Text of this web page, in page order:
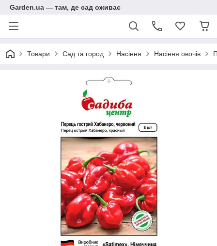
Garden.ua — там, де сад оживає
Товари Сад та город Насіння Насіння овочів